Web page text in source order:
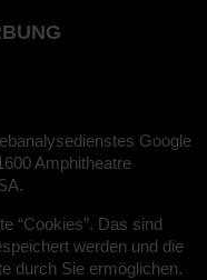
Google
Amphitheatre
“Cookies”. Das sind
werden und die
durch Sie ermöglichen.